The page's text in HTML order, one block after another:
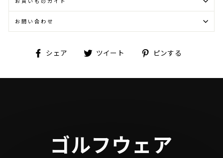
お問い合わせ
シェア
Facebookツイート
Twitterピンする
ゴルフウェア